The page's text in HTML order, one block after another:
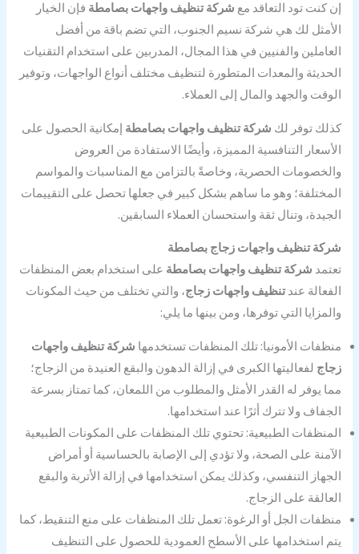
إن كنت تود التعاقد مع شركة تنظيف واجهات بصامطة فإن الخيار
الأمثل لك هي شركة نسيم الجنوب، التي تضم باقة من أفضل
العاملين والفنيين في هذا المجال، المدربين على استخدام التقنيات
الحديثة والمعدات المتطورة لتنظيف مختلف أنواع الواجهات، وتوفير
الوقت والجهد والمال إلى العملاء.
كذلك توفر لك شركة تنظيف واجهات بصامطة إمكانية الحصول على
الأسعار التنافسية المميزة، وأيضًا الاستفادة من العروض
والخصومات الحصرية، وخاصةً بالتزامن مع المناسبات والمواسم
المختلفة؛ وهو ما ساهم بشكل كبير في جعلها تحصل على التقييمات
الجيدة، وتنال ثقة واستحسان العملاء السابقين.
شركة تنظيف واجهات زجاج بصامطة
تعتمد شركة تنظيف واجهات بصامطة على استخدام بعض المنظفات
الفعالة عندتنظيف واجهات زجاج، والتي تختلف من حيث المكونات
والمزايا التي توفرها، ومن بينها ما يلي:
منظفات الأمونيا: تلك المنظفات تستخدمها شركة تنظيف واجهات
زجاج لفعاليتها الكبرى في إزالة الدهون والبقع العنيدة من الزجاج؛
مما يوفر له القدر الأمثل والمطلوب من اللمعان، كما تمتاز بسرعة
الجفاف ولا تترك أثرًا عند استخدامها.
المنظفات الطبيعية: تحتوي تلك المنظفات على المكونات الطبيعية
الآمنة على الصحة، ولا تؤدي إلى الإصابة بالحساسية أو أمراض
الجهاز التنفسي، وكذلك يمكن استخدامها في إزالة الأتربة والبقع
العالقة على الزجاج.
منظفات الجل أو الرغوة: تعمل تلك المنظفات على منع التنقيط، كما
يتم استخدامها على الأسطح العمودية للحصول على التنظيف